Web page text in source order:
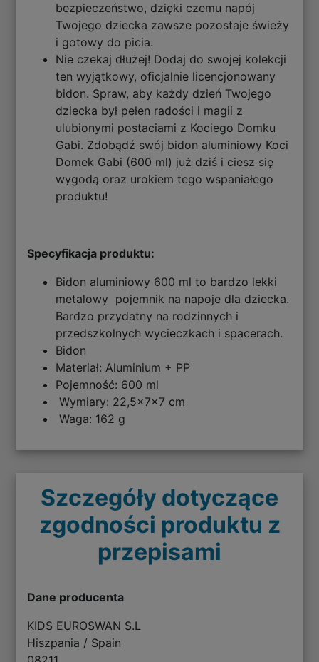
bezpieczeństwo, dzięki czemu napój
Twojego dziecka zawsze pozostaje świeży
i gotowy do picia.
Nie czekaj dłużej! Dodaj do swojej kolekcji
ten wyjątkowy, oficjalnie licencjonowany
bidon. Spraw, aby każdy dzień Twojego
dziecka był pełen radości i magii z
ulubionymi postaciami z Kociego Domku
Gabi. Zdobądź swój bidon aluminiowy Koci
Domek Gabi (600 ml) już dziś i ciesz się
wygodą oraz urokiem tego wspaniałego
produktu!
Specyfikacja produktu:
Bidon aluminiowy 600 ml to bardzo lekki
metalowy pojemnik na napoje dla dziecka.
Bardzo przydatny na rodzinnych i
przedszkolnych wycieczkach i spacerach.
Bidon
Materiał: Aluminium + PP
Pojemność: 600 ml
Wymiary: 22,5x7x7 cm
Waga: 162 g
Szczegóły dotyczące
zgodności produktu z
przepisami
Dane producenta
KIDS EUROSWAN S.L
Hiszpania / Spain